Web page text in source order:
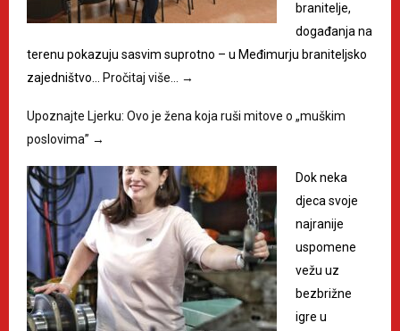
branitelje,
događanja na
terenu pokazuju sasvim suprotno – u Međimurju braniteljsko
zajedništvo… Pročitaj više… →
Upoznajte Ljerku: Ovo je žena koja ruši mitove o „muškim
poslovima” →
Dok neka
djeca svoje
najranije
uspomene
vežu uz
bezbrižne
igre u